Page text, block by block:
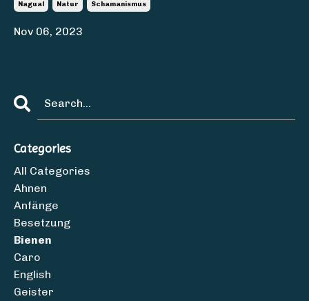
Nagual Natur Schamanismus
Nov 06, 2023
Categories
All Categories
Ahnen
Anfänge
Besetzung
Bienen
Caro
English
Geister